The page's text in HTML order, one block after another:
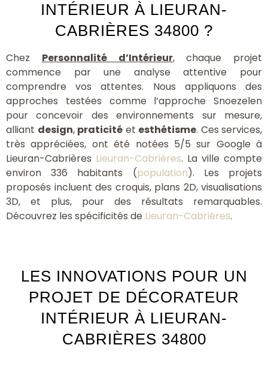
INTÉRIEUR À LIEURAN-
CABRIÈRES 34800 ?
Chez Personnalité d’Intérieur, chaque projet
commence par une analyse attentive pour
comprendre vos attentes. Nous appliquons des
approches testées comme l’approche Snoezelen
pour concevoir des environnements sur mesure,
alliant design, praticité et esthétisme. Ces services,
très appréciées, ont été notées 5/5 sur Google à
Lieuran-Cabrières Lieuran-Cabrières. La ville compte
environ 336 habitants (population). Les projets
proposés incluent des croquis, plans 2D, visualisations
3D, et plus, pour des résultats remarquables.
Découvrez les spécificités de Lieuran-Cabrières.
LES INNOVATIONS POUR UN
PROJET DE DÉCORATEUR
INTÉRIEUR À LIEURAN-
CABRIÈRES 34800